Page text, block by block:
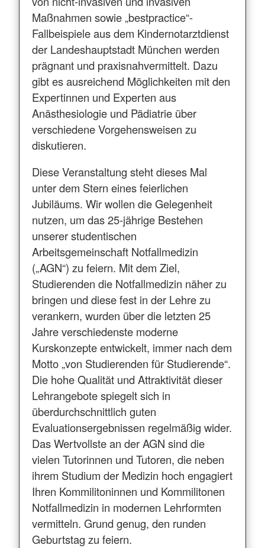
Maßnahmen sowie „bestpractice“-
Fallbeispiele aus dem Kindernotarztdienst
der Landeshauptstadt München werden
prägnant und praxisnahvermittelt. Dazu
gibt es ausreichend Möglichkeiten mit den
Expertinnen und Experten aus
Anästhesiologie und Pädiatrie über
verschiedene Vorgehensweisen zu
diskutieren.
Diese Veranstaltung steht dieses Mal
unter dem Stern eines feierlichen
Jubiläums. Wir wollen die Gelegenheit
nutzen, um das 25-jährige Bestehen
unserer studentischen
Arbeitsgemeinschaft Notfallmedizin
(„AGN“) zu feiern. Mit dem Ziel,
Studierenden die Notfallmedizin näher zu
bringen und diese fest in der Lehre zu
verankern, wurden über die letzten 25
Jahre verschiedenste moderne
Kurskonzepte entwickelt, immer nach dem
Motto „von Studierenden für Studierende“.
Die hohe Qualität und Attraktivität dieser
Lehrangebote spiegelt sich in
überdurchschnittlich guten
Evaluationsergebnissen regelmäßig wider.
Das Wertvollste an der AGN sind die
vielen Tutorinnen und Tutoren, die neben
ihrem Studium der Medizin hoch engagiert
Ihren Kommilitoninnen und Kommilitonen
Notfallmedizin in modernen Lehrformten
vermitteln. Grund genug, den runden
Geburtstag zu feiern.